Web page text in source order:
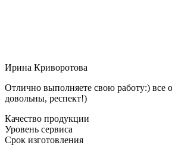
Ирина Криворотова
Отлично выполняете свою работу:) все
довольны, респект!)
Качество продукции
Уровень сервиса
Срок изготовления